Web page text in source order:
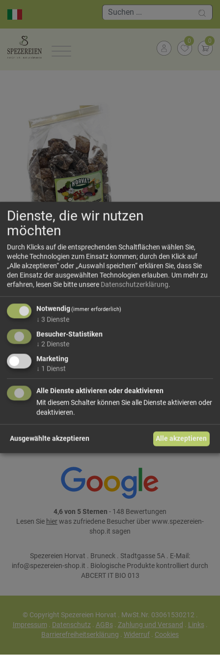
0 0
Kandiszucker grob
Größe: 500 g
weiter einkaufen
Teile dieses Produkt auf:
4,6 von 5 Sternen - 148 Bewertungen
Lesen Sie hierwas zufriedene Besucher über www.spezereien-
shop.it sagen
Spezereien Horvat . Bruneck . Stadtgasse 5A . E-Mail:
info@spezereien-shop.it . Biologische Produkte kontrolliert durch
ABCERT IT BIO 013
© Copyright Spezereien Horvat . MwSt.Nr. 03061530212 .
Impressum. Datenschutz. AGBs. Zahlung und Versand . Links.
Barrierefreiheitserklärung . Widerruf . Cookies
Dienste, die wir nutzen
möchten
Durch Klicks auf die entsprechenden Schaltflächen wählen Sie,
welche Technologien zum Einsatz kommen; durch den Klick auf
„Alle akzeptieren“ oder „Auswahl speichern“ erklären Sie, dass Sie
den Einsatz der ausgewählten Technologien erlauben. Um mehr zu
erfahren, lesen Sie bitte unsere Datenschutzerklärung.
Notwendig(immer erforderlich)
↓ 3 Dienste
Besucher-Statistiken
↓ 2 Dienste
Marketing
↓ 1 Dienst
Alle Dienste aktivieren oder deaktivieren
Mit diesem Schalter können Sie alle Dienste aktivieren oder
deaktivieren.
Ausgewählte akzeptieren Alle akzeptieren